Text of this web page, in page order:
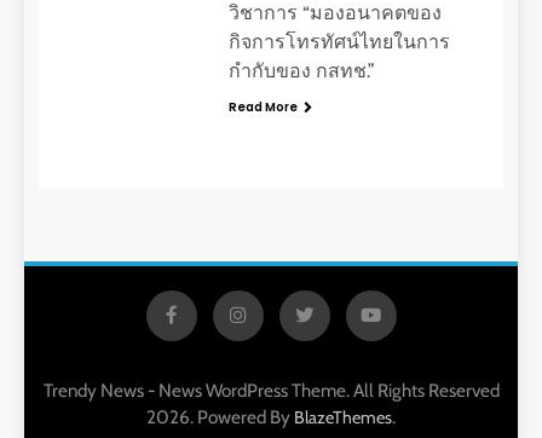
วิชาการ “มองอนาคตของ
กิจการโทรทัศน์ไทยในการ
กำกับของ กสทช.”
Read More
Trendy News - News WordPress Theme. All Rights Reserved
2026. Powered By BlazeThemes.